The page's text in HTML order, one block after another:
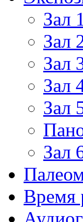
Зал 1
Зал
Зал
Зал
Зал
Зал
Время